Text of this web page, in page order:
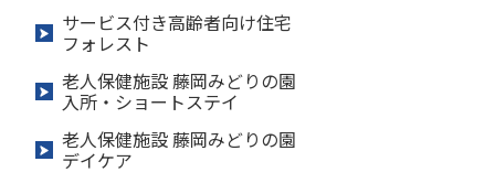
サービス付き高齢者向け住宅
フォレスト
老人保健施設 藤岡みどりの園
入所・ショートステイ
老人保健施設 藤岡みどりの園
デイケア